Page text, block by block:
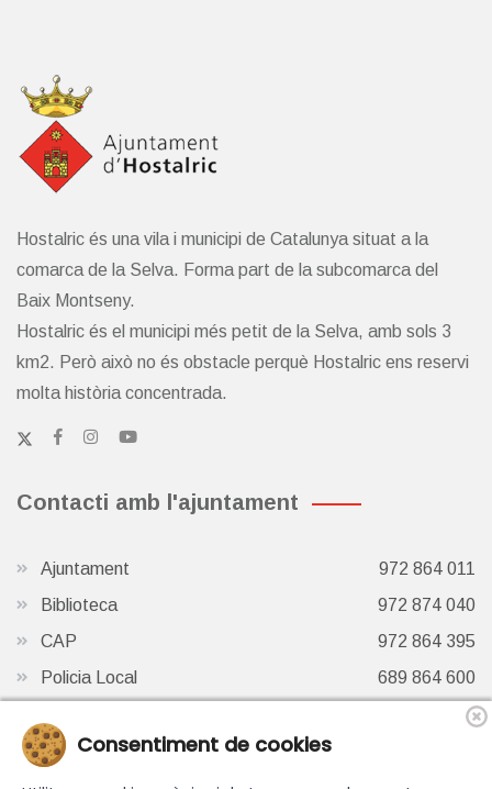
Hostalric és una vila i municipi de Catalunya situat a la
comarca de la Selva. Forma part de la subcomarca del
Baix Montseny.
Hostalric és el municipi més petit de la Selva, amb sols 3
km2. Però això no és obstacle perquè Hostalric ens reservi
molta història concentrada.
Contacti amb l'ajuntament
Ajuntament
972 864 011
Biblioteca
972 874 040
CAP
972 864 395
Policia Local
689 864 600
972 87 41 65
Consentiment de cookies